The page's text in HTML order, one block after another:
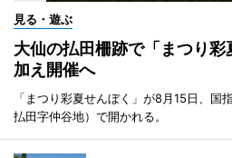
見る・遊ぶ
大仙の払田柵跡で「まつり
加え開催へ
「まつり彩夏せんぼく」が8月15日、国
払田字仲谷地）で開かれる。